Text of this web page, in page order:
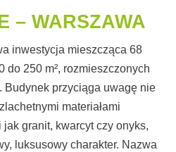
– WARSZAWA
inwestycja mieszcząca 68
do 250 m², rozmieszczonych
Budynek przyciąga uwagę nie
materiałami
granit, kwarcyt czy onyks,
luksusowy charakter. Nazwa